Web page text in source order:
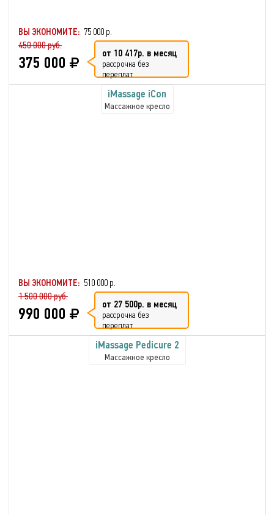
ВЫ ЭКОНОМИТЕ: 75 000 р.
450 000 руб.
375 000 от 10 417р. в месяц
рассрочка без
переплат
iMassage iСon
Массажное кресло
ВЫ ЭКОНОМИТЕ: 510 000 р.
1 500 000 руб.
990 000 от 27 500р. в месяц
рассрочка без
переплат
iMassage Pedicure 2
Массажное кресло